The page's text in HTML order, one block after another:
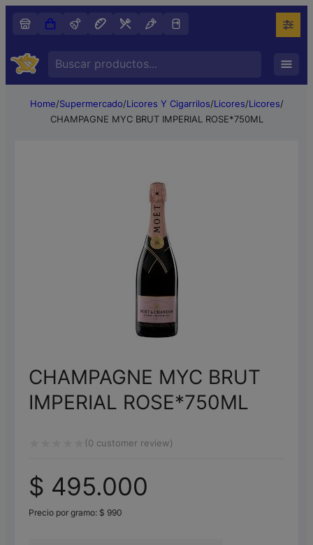
Search
…
Home/Supermercado/Licores Y Cigarrilos/Licores/Licores/
CHAMPAGNE MYC BRUT IMPERIAL ROSE*750ML
CHAMPAGNE MYC BRUT
IMPERIAL ROSE*750ML
con
(0 customer review)
$ 495.000
Precio por gramo: $ 990